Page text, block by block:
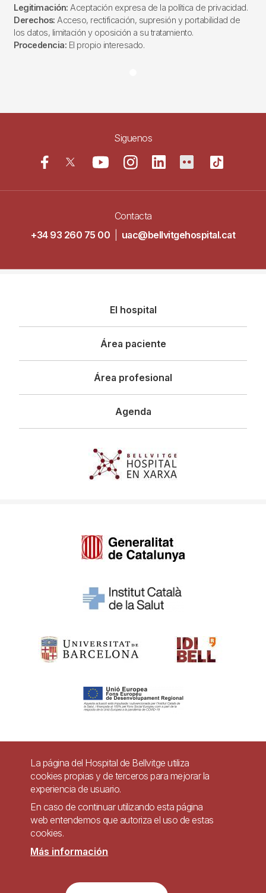
Legitimación: Aceptación expresa de la política de privacidad.
Derechos: Acceso, rectificación, supresión y portabilidad de
los datos, limitación y oposición a su tratamiento.
Procedencia: El propio interesado.
Siguenos
Contacta
+34 93 260 75 00
uac@bellvitgehospital.cat
principal
El hospital
Área paciente
Área profesional
Agenda
Pie
página
Contacto
Accesibilidad
Política de Privacidad de Sistemas de Videovigilancia
Sitio web accesible de conformidad con el Real Decreto 1112/2018, de 7 de
La página del Hospital de Bellvitge utiliza
cookies propias y de terceros para mejorar la
experiencia de usuario.
En caso de continuar utilizando esta página
web entendemos que autoriza el uso de estas
cookies.
Más información